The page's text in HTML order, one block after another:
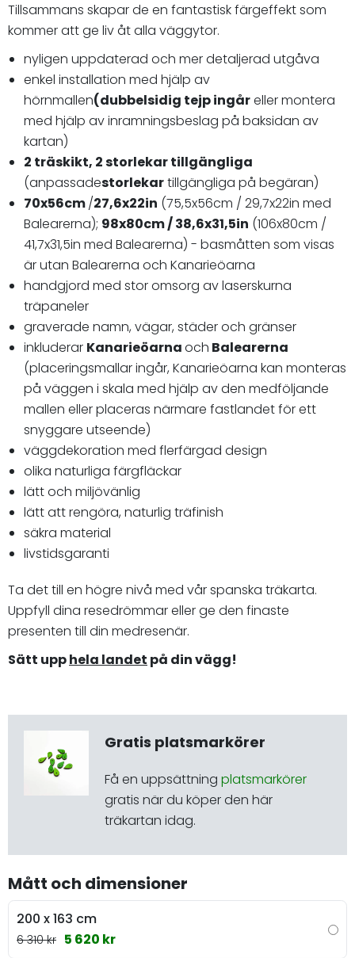
Tillsammans skapar de en fantastisk färgeffekt som
kommer att ge liv åt alla väggytor.
nyligen uppdaterad och mer detaljerad utgåva
enkel installation med hjälp av
hörnmallen(dubbelsidig tejp ingåreller montera
med hjälp av inramningsbeslag på baksidan av
kartan)
2 träskikt, 2 storlekar tillgängliga
(anpassadestorlekartillgängliga på begäran)
70x56cm/27,6x22in (75,5x56cm / 29,7x22in med
Balearerna); 98x80cm / 38,6x31,5in (106x80cm /
41,7x31,5in med Balearerna) - basmåtten som visas
är utan Balearerna och Kanarieöarna
handgjord med stor omsorg av laserskurna
träpaneler
graverade namn, vägar, städer och gränser
inkluderar Kanarieöarnaoch Balearerna
(placeringsmallar ingår, Kanarieöarna kan monteras
på väggen i skala med hjälp av den medföljande
mallen eller placeras närmare fastlandet för ett
snyggare utseende)
väggdekoration med flerfärgad design
olika naturliga färgfläckar
lätt och miljövänlig
lätt att rengöra, naturlig träfinish
säkra material
livstidsgaranti
Ta det till en högre nivå med vår spanska träkarta.
Uppfyll dina resedrömmar eller ge den finaste
presenten till din medresenär.
Sätt upphela landet på din vägg!
Gratis platsmarkörer
Få en uppsättning platsmarkörer
gratis när du köper den här
träkartan idag.
Mått och dimensioner
200 x 163 cm
6 310 kr 5 620 kr